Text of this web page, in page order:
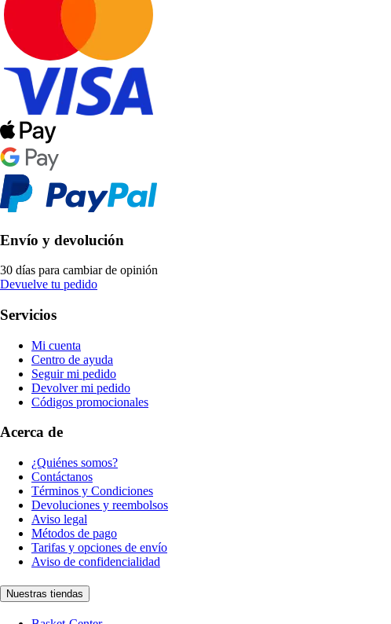
Envío y devolución
30 días para cambiar de opinión
Devuelve tu pedido
Servicios
Mi cuenta
Centro de ayuda
Seguir mi pedido
Devolver mi pedido
Códigos promocionales
Acerca de
¿Quiénes somos?
Contáctanos
Términos y Condiciones
Devoluciones y reembolsos
Aviso legal
Métodos de pago
Tarifas y opciones de envío
Aviso de confidencialidad
Nuestras tiendas